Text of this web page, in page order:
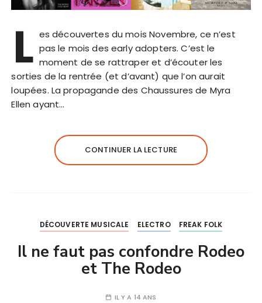
L es découvertes du mois Novembre, ce n’est
pas le mois des early adopters. C’est le
moment de se rattraper et d’écouter les
sorties de la rentrée (et d’avant) que l’on aurait
loupées. La propagande des Chaussures de Myra
Ellen ayant…
CONTINUER LA LECTURE
DÉCOUVERTE MUSICALE ELECTRO FREAK FOLK
Il ne faut pas confondre Rodeo
et The Rodeo
IL Y A 14 ANS